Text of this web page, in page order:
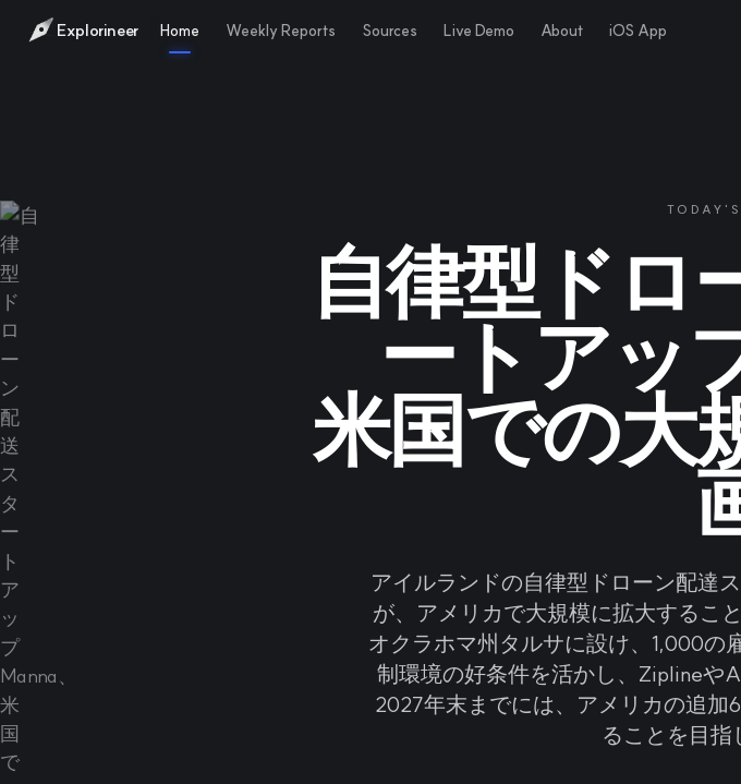
Explorineer Home Weekly Reports Sources Live Demo About iOS App
自律型ドロ
ートアッ
米国での大
アイルランドの自律型ドローン配達
が、アメリカで大規模に拡大するこ
オクラホマ州タルサに設け、1,000の
制環境の好条件を活かし、Ziplineや
2027年末までには、アメリカの追
ることを目指